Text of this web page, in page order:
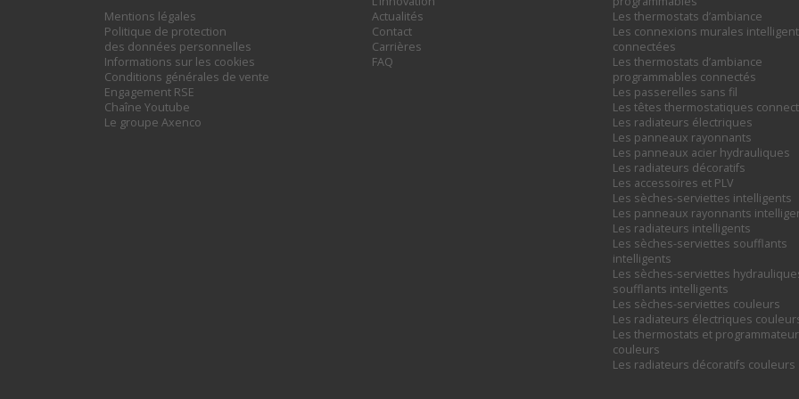
Mentions légales
Politique de protection
des données personnelles
Informations sur les cookies
Conditions générales de vente
Engagement RSE
Chaîne Youtube
Le groupe Axenco
Actualités
Contact
Carrières
FAQ
Les thermostats d’ambiance
Les connexions murales
connectées
Les thermostats d’ambiance
programmables connectés
Les passerelles sans fil
Les têtes thermostatiques
Les radiateurs électriques
Les panneaux rayonnants
Les panneaux acier hydrauliques
Les radiateurs décoratifs
Les accessoires et PLV
Les sèches-serviettes intelligents
Les panneaux rayonnants
Les radiateurs intelligents
Les sèches-serviettes soufflants
intelligents
Les sèches-serviettes
soufflants intelligents
Les sèches-serviettes couleurs
Les radiateurs électriques
Les thermostats et
couleurs
Les radiateurs décoratifs couleurs